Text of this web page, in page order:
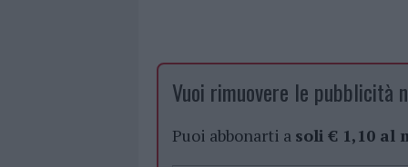
Vuoi rimuovere le pubblicità
Puoi abbonarti a soli € 1,10 al